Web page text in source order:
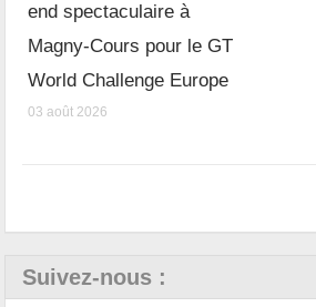
end spectaculaire à
Magny-Cours pour le GT
World Challenge Europe
03 août 2026
Suivez-nous :